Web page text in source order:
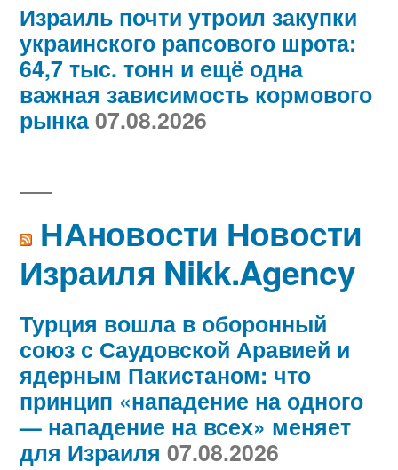
Израиль почти утроил закупки
украинского рапсового шрота:
64,7 тыс. тонн и ещё одна
важная зависимость кормового
рынка07.08.2026
НАновости Новости
Израиля Nikk.Agency
Турция вошла в оборонный
союз с Саудовской Аравией и
ядерным Пакистаном: что
принцип «нападение на одного
— нападение на всех» меняет
для Израиля 07.08.2026